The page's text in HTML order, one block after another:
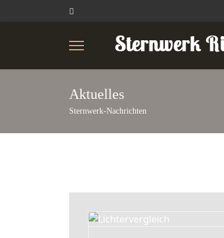
Aktuelles
Sternwerk-Nachrichten